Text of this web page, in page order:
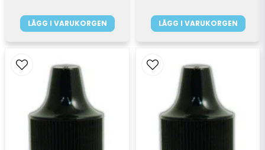
LÄGG I VARUKORGEN LÄGG I VARUKORGEN